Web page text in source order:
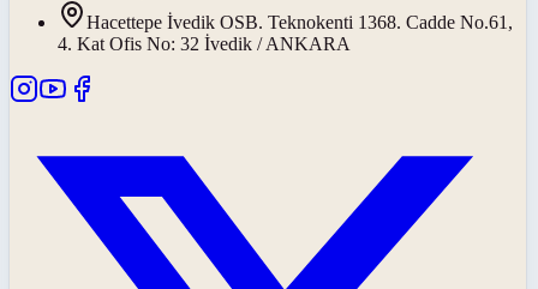
Hacettepe İvedik OSB. Teknokenti 1368. Cadde No.61,
4. Kat Ofis No: 32 İvedik / ANKARA